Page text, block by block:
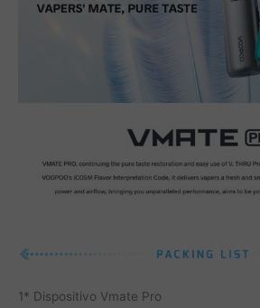
1* Dispositivo Vmate Pro